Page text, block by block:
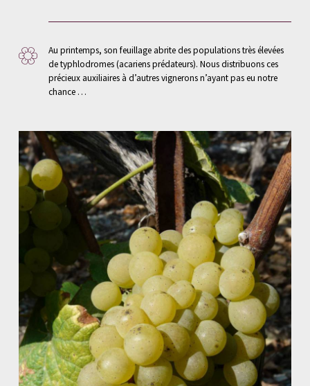
Au printemps, son feuillage abrite des populations très élevées
de typhlodromes (acariens prédateurs). Nous distribuons ces
précieux auxiliaires à d’autres vignerons n’ayant pas eu notre
chance …